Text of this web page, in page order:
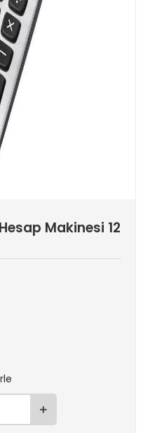
Makinesi 12